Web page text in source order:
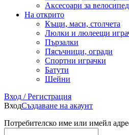
Аксесоари за
На открито
Къщи, маси, столчета
Люлки и люлеещи
Пързалки
Пясъчници, огради
Спортни играчки
Батути
Шейни
Вход / Регистрация
ВходСъздаване на акаунт
Потребителско име или имейл